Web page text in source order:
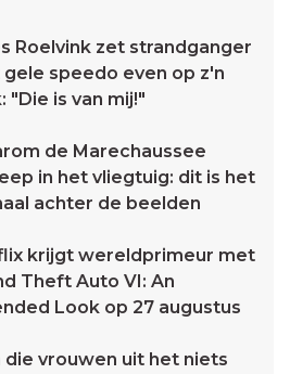
Roelvink zet strandganger
speedo even op z'n
"Die is van mij!"
de Marechaussee
in het vliegtuig: dit is het
achter de beelden
krijgt wereldprimeur met
Theft Auto VI: An
Look op 27 augustus
die vrouwen uit het niets